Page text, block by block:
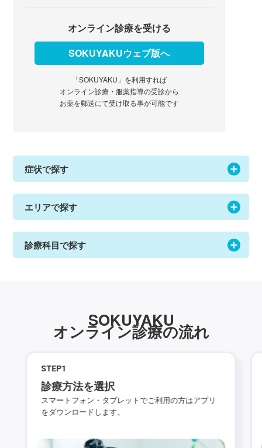
オンライン診療を受ける
SOKUYAKUウェブ版へ
「SOKUYAKU」を利用すれば
オンライン診療・服薬指導の受診から
お薬を郵送にて受け取る事が可能です
症状で探す
エリアで探す
診療科目で探す
SOKUYAKU
オンライン診療の流れ
STEP1
診療方法を選択
スマートフォン・タブレットでご利用の方はアプリ
をダウンロードします。